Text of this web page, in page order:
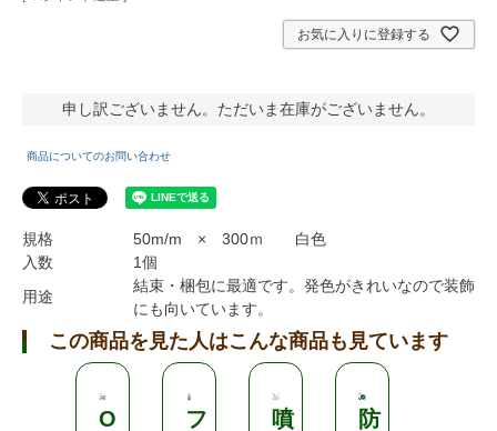
お気に入りに登録する
申し訳ございません。ただいま在庫がございません。
商品についてのお問い合わせ
規格
50m/m × 300ｍ 白色
入数
1個
用途
結束・梱包に最適です。発色がきれいなので装飾
にも向いています。
この商品を見た人はこんな商品も見ています
O
フ
噴
防